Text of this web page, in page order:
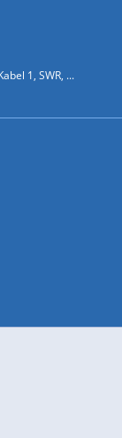
1, SWR, ...